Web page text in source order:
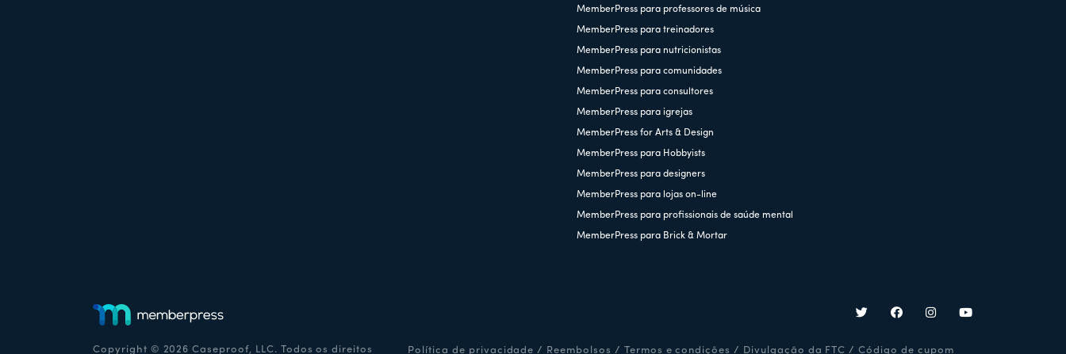
MemberPress para professores de música
MemberPress para treinadores
MemberPress para nutricionistas
MemberPress para comunidades
MemberPress para consultores
MemberPress para igrejas
MemberPress for Arts & Design
MemberPress para Hobbyists
MemberPress para designers
MemberPress para lojas on-line
MemberPress para profissionais de saúde mental
MemberPress para Brick & Mortar
Copyright © 2026 Caseproof, LLC. Todos os direitos Política de privacidade / Reembolsos / Termos e condições / Divulgação da FTC / Código de cupom